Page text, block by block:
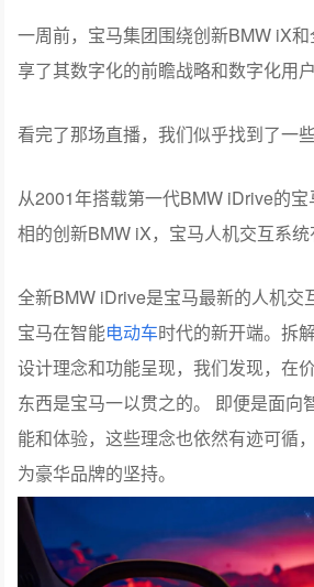
一周前，宝马集团围绕创新BMW iX
享了其数字化的前瞻战略和数字化用户
看完了那场直播，我们似乎找到了一些
从2001年搭载第一代BMW iDrive的
相的创新BMW iX，宝马人机交互系统
全新BMW iDrive是宝马最新的人机交
宝马在智能电动车时代的新开端。拆
设计理念和功能呈现，我们发现，在
东西是宝马一以贯之的。 即便是面向
能和体验，这些理念也依然有迹可循
为豪华品牌的坚持。